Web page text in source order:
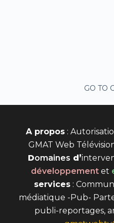
GO TO
A propos:
GMAT Web
Domaines d’
développement et
services:
médiatique -Pub-
publi-reportages,